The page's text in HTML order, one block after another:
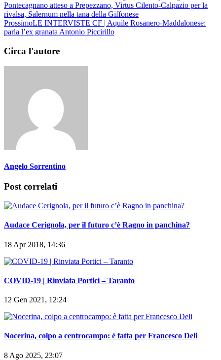
Pontecagnano atteso a Prepezzano, Virtus Cilento-Calpazio per la
rivalsa, Salernum nella tana della Giffonese
ProssimoLE INTERVISTE CF | Aquile Rosanero-Maddalonese:
parla l’ex granata Antonio Piccirillo
Circa l'autore
Angelo Sorrentino
Post correlati
Audace Cerignola, per il futuro c’è Ragno in panchina?
18 Apr 2018, 14:36
COVID-19 | Rinviata Portici – Taranto
12 Gen 2021, 12:24
Nocerina, colpo a centrocampo: è fatta per Francesco Deli
8 Ago 2025, 23:07